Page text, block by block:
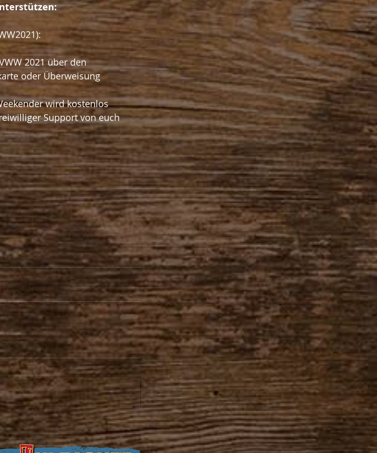
oder Überweisung
wird kostenlos
Support von euch